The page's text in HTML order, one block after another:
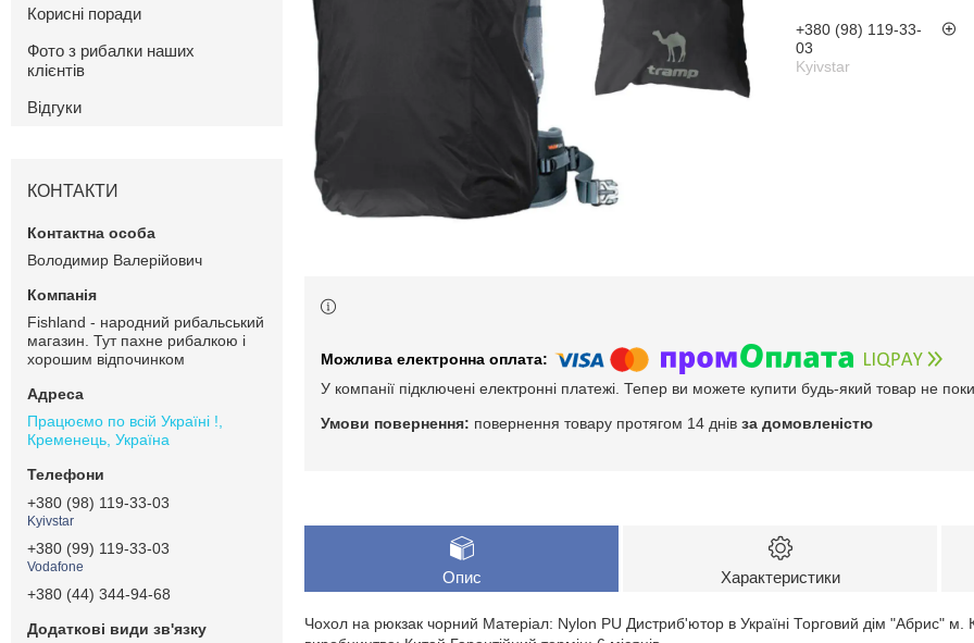
+380 (98) 119-33-
03
Kyivstar
У компанії підключені електронні платежі. Тепер ви можете купити будь-який товар не
повернення товару протягом 14 днів за домовленістю
Опис Характеристики
Чохол на рюкзак чорний Матеріал: Nylon PU Дистриб'ютор в Україні Торговий дім "Абрис" м.
Корисні поради
Фото з рибалки наших
клієнтів
Відгуки
КОНТАКТИ
Володимир Валерійович
Fishland - народний рибальський
магазин. Тут пахне рибалкою і
хорошим відпочинком
Працюємо по всій Україні !,
Кременець, Україна
+380 (98) 119-33-03
Kyivstar
+380 (99) 119-33-03
Vodafone
+380 (44) 344-94-68